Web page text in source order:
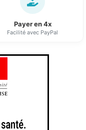
Payer en 4x
Facilité avec PayPal